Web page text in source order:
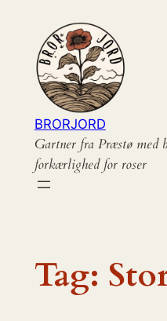
indhold
BRORJORD
Gartner fra Præstø med
forkærlighed for roser
Tag: